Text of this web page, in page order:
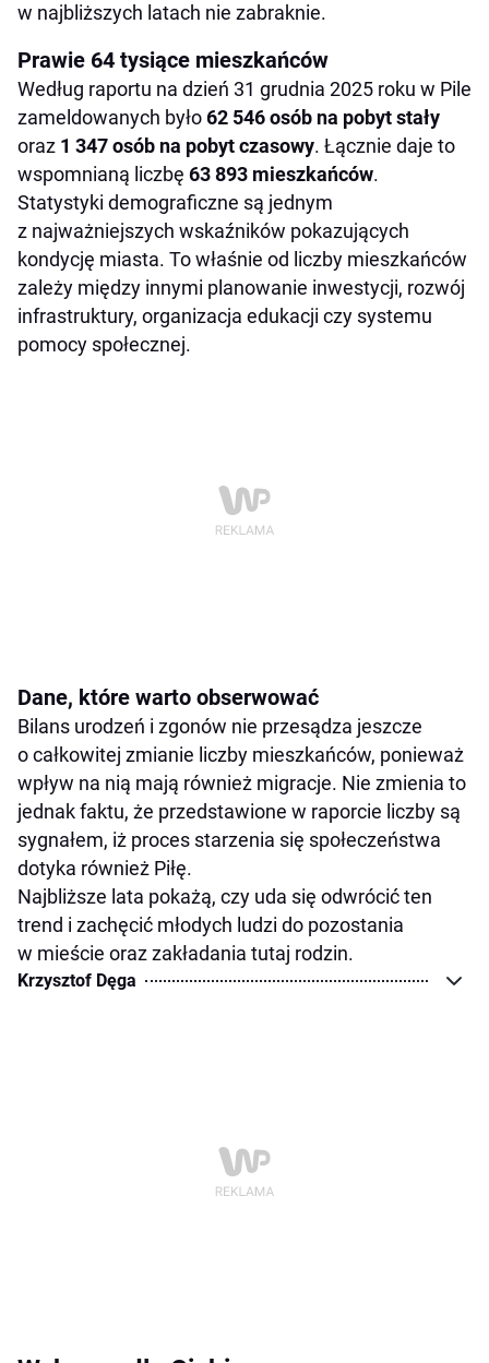
w najbliższych latach nie zabraknie.
Prawie 64 tysiące mieszkańców
Według raportu na dzień 31 grudnia 2025 roku w Pile
zameldowanych było62 546 osób na pobyt stały
oraz 1 347 osób na pobyt czasowy. Łącznie daje to
wspomnianą liczbę 63 893 mieszkańców.
Statystyki demograficzne są jednym
z najważniejszych wskaźników pokazujących
kondycję miasta. To właśnie od liczby mieszkańców
zależy między innymi planowanie inwestycji, rozwój
infrastruktury, organizacja edukacji czy systemu
pomocy społecznej.
Dane, które warto obserwować
Bilans urodzeń i zgonów nie przesądza jeszcze
o całkowitej zmianie liczby mieszkańców, ponieważ
wpływ na nią mają również migracje. Nie zmienia to
jednak faktu, że przedstawione w raporcie liczby są
sygnałem, iż proces starzenia się społeczeństwa
dotyka również Piłę.
Najbliższe lata pokażą, czy uda się odwrócić ten
trend i zachęcić młodych ludzi do pozostania
w mieście oraz zakładania tutaj rodzin.
Krzysztof Dęga